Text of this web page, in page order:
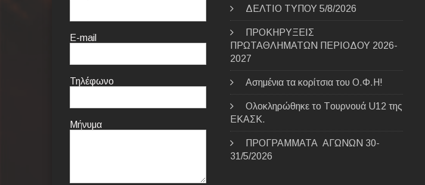
E-mail
Τηλέφωνο
Μήνυμα
ΔΕΛΤΙΟ ΤΥΠΟΥ 5/8/2026
ΠΡΟΚΗΡΥΞΕΙΣ
ΠΡΩΤΑΘΛΗΜΑΤΩΝ ΠΕΡΙΟΔΟΥ 2026-
2027
Ασημένια τα κορίτσια του Ο.Φ.Η!
Ολοκληρώθηκε το Tουρνουά U12 της
ΕΚΑΣΚ.
ΠΡΟΓΡΑΜΜΑΤΑ ΑΓΩΝΩΝ 30-
31/5/2026